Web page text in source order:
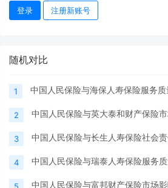
登录 注册新账号
随机对比
1 中国人民保险与海保人寿保险服务质
2 中国人民保险与英大泰和财产保险
3 中国人民保险与长生人寿保险社会
4 中国人民保险与瑞泰人寿保险服务
中国人民保险与富邦财产保险市场